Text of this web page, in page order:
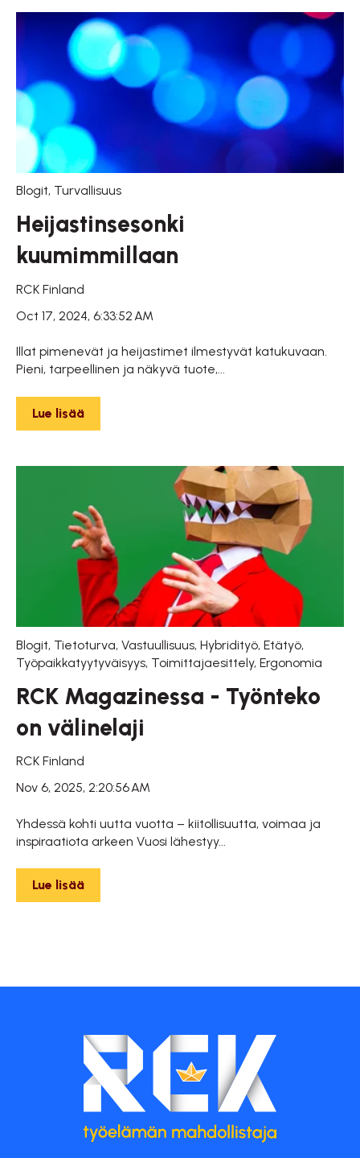
Blogit, Turvallisuus
Heijastinsesonki
kuumimmillaan
RCK Finland
Oct 17, 2024, 6:33:52 AM
Illat pimenevät ja heijastimet ilmestyvät katukuvaan.
Pieni, tarpeellinen ja näkyvä tuote,...
Lue lisää
Blogit, Tietoturva, Vastuullisuus, Hybridityö, Etätyö,
Työpaikkatyytyväisyys, Toimittajaesittely, Ergonomia
RCK Magazinessa - Työnteko
on välinelaji
RCK Finland
Nov 6, 2025, 2:20:56 AM
Yhdessä kohti uutta vuotta – kiitollisuutta, voimaa ja
inspiraatiota arkeen Vuosi lähestyy...
Lue lisää